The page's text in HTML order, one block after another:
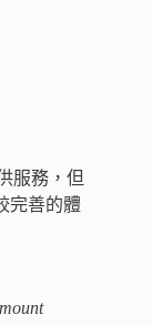
服務，但
完善的體